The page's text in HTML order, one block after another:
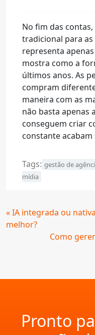
No fim das
tradicional para
representa
mostra como a
últimos anos. As
compram
maneira com as
não basta apenas
conseguem criar
constante
Tags: gestão de
mídia
Continue
Lendo
« IA integrada ou
melhor?
Como
Pronto